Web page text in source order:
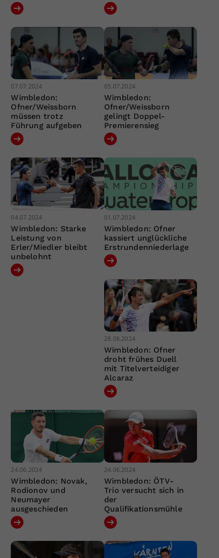
07.07.2024
Wimbledon:
Ofner/Weissborn
müssen trotz
Führung aufgeben
05.07.2024
Wimbledon:
Ofner/Weissborn
gelingt Doppel-
Premierensieg
04.07.2024
Wimbledon: Starke
Leistung von
Erler/Miedler bleibt
unbelohnt
01.07.2024
Wimbledon: Ofner
kassiert unglückliche
Erstrundenniederlage
28.06.2024
Wimbledon: Ofner
droht frühes Duell
mit Titelverteidiger
Alcaraz
24.06.2024
Wimbledon: Novak,
Rodionov und
Neumayer
ausgeschieden
24.06.2024
Wimbledon: ÖTV-
Trio versucht sich in
der
Qualifikationsmühle